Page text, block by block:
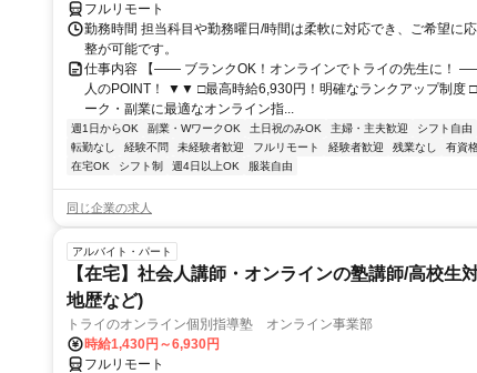
フルリモート
勤務時間 担当科目や勤務曜日/時間は柔軟に対応でき、ご希望に
整が可能です。
仕事内容 【―― ブランクOK！オンラインでトライの先生に！
人のPOINT！ ▼▼ □最高時給6,930円！明確なランクアップ制度
ーク・副業に最適なオンライン指...
週1日からOK 副業・WワークOK 土日祝のみOK 主婦・主夫歓迎 シフト自由
転勤なし
経験不問 未経験者歓迎 フルリモート 経験者歓迎 残業なし 有資
在宅OK
シフト制 週4日以上OK 服装自由
同じ企業の求人
アルバイト・パート
【在宅】社会人講師・オンラインの塾講師/高校生
地歴など)
トライのオンライン個別指導塾 オンライン事業部
時給1,430円～6,930円
フルリモート